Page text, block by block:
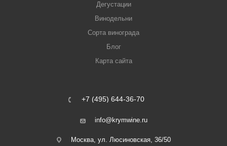
Дегустации
Винодельни
Сорта винограда
Блог
Карта сайта
+7 (495) 644-36-70
info@krymwine.ru
Москва, ул. Люсиновская, 36/50